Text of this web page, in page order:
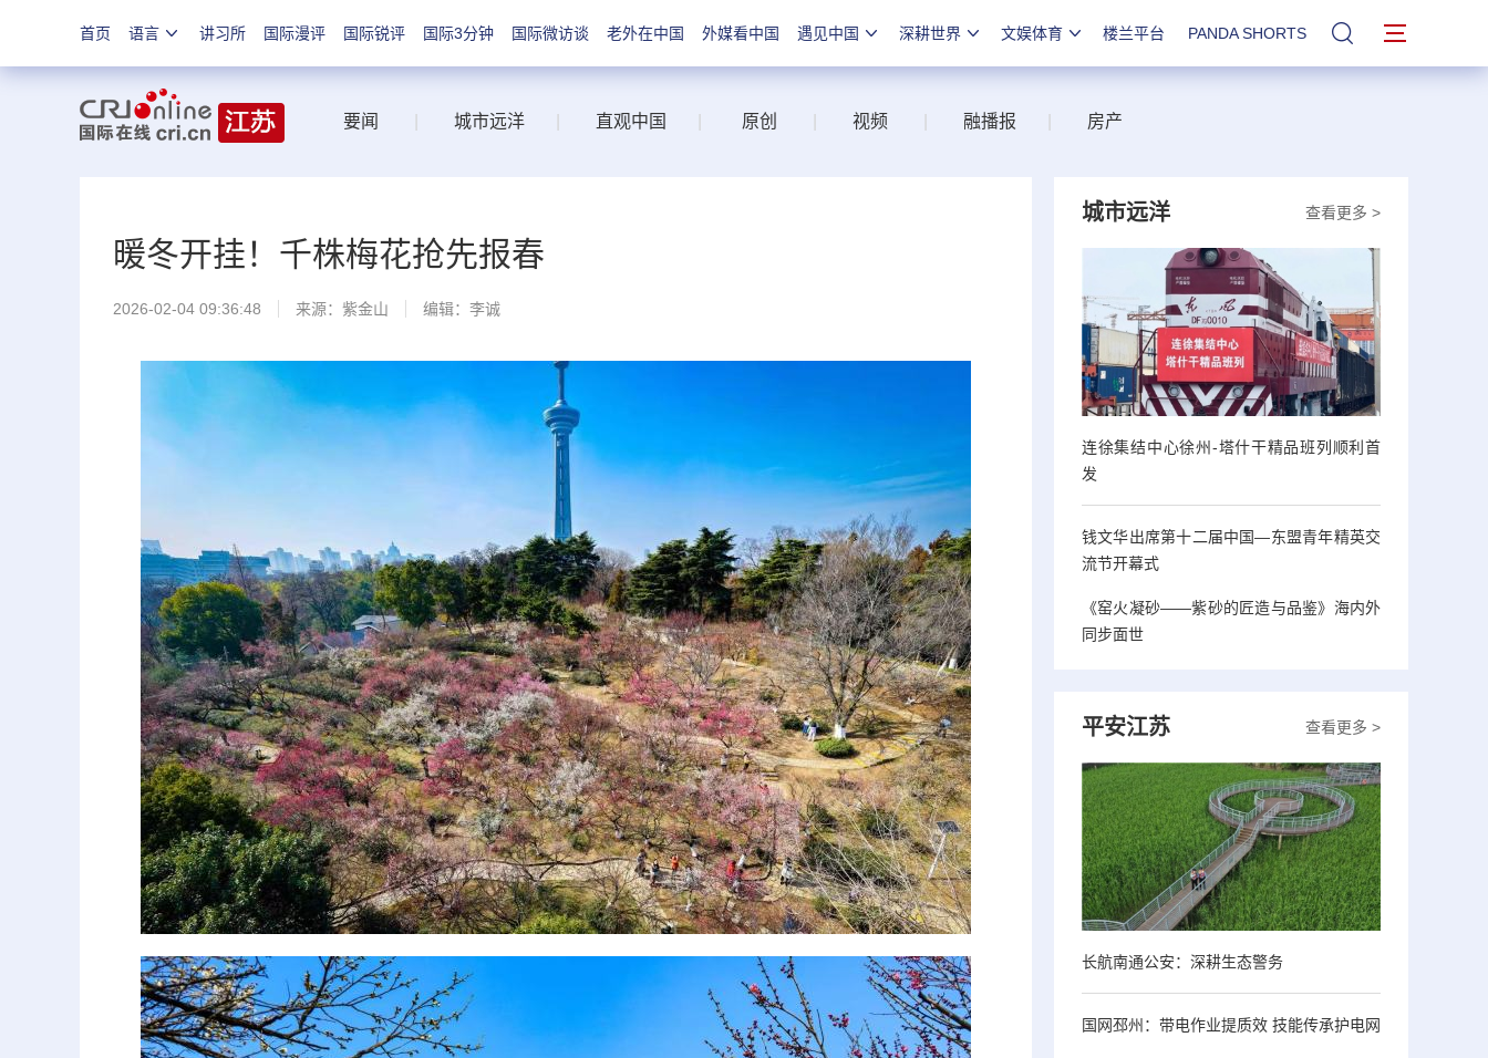
首页 语言 讲习所 国际漫评 国际锐评 国际3分钟 国际微访谈 老外在中国 外媒看中国 遇见中国 深耕世界 文娱体育 楼兰平台 PANDA SHORTS 站内搜索
要闻 城市远洋 直观中国 原创 视频 融播报 房产
暖冬开挂！千株梅花抢先报春
2026-02-04 09:36:48 来源： 紫金山 编辑：李诚
查看更多 >
城市远洋
连徐集结中心徐州-塔什干精品班列顺利首
发
钱文华出席第十二届中国—东盟青年精英交
流节开幕式
《窑火凝砂——紫砂的匠造与品鉴》海内外
同步面世
查看更多 >
平安江苏
长航南通公安：深耕生态警务
国网邳州：带电作业提质效 技能传承护电网